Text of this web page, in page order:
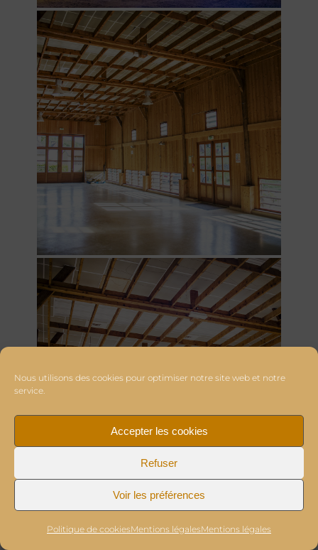
Nous utilisons des cookies pour optimiser notre site web et notre
service.
Accepter les cookies
Refuser
Voir les préférences
Politique de cookiesMentions légalesMentions légales